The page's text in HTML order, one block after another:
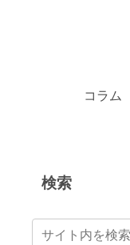
コラム
検索